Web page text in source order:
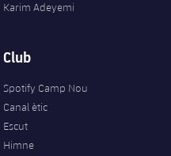
Karim Adeyemi
Club
Spotify Camp Nou
Canal ètic
Escut
Himne